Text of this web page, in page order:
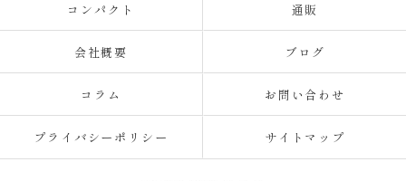
コンパクト 通販
会社概要 ブログ
コラム お問い合わせ
プライバシーポリシー サイトマップ